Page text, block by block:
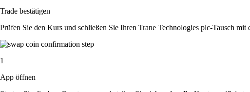
Trade bestätigen
Prüfen Sie den Kurs und schließen Sie Ihren Trane Technologies plc-Tausch mit
1
App öffnen